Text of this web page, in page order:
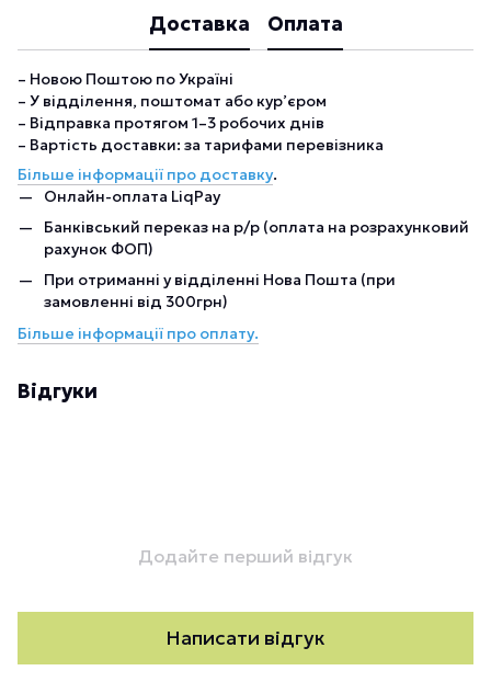
Доставка Оплата
– Новою Поштою по Україні
– У відділення, поштомат або кур’єром
– Відправка протягом 1–3 робочих днів
– Вартість доставки: за тарифами перевізника
Більше інформації про доставку.
Онлайн-оплата LiqPay
Банківський переказ на р/р (оплата на розрахунковий
рахунок ФОП)
При отриманні у відділенні Нова Пошта (при
замовленні від 300грн)
Більше інформації про оплату.
Відгуки
Додайте перший відгук
Написати відгук